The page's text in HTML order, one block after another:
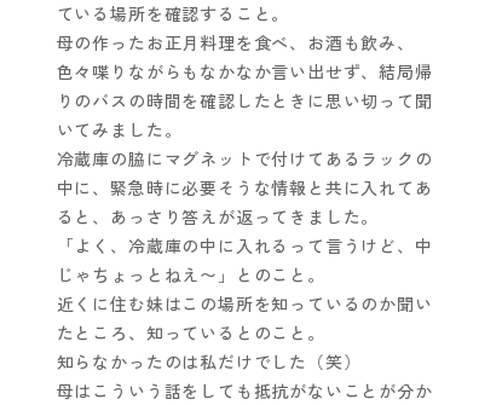
ている場所を確認すること。
母の作ったお正月料理を食べ、お酒も飲み、
色々喋りながらもなかなか言い出せず、結局帰
りのバスの時間を確認したときに思い切って聞
いてみました。
冷蔵庫の脇にマグネットで付けてあるラックの
中に、緊急時に必要そうな情報と共に入れてあ
ると、あっさり答えが返ってきました。
「よく、冷蔵庫の中に入れるって言うけど、中
じゃちょっとねえ〜」とのこと。
近くに住む妹はこの場所を知っているのか聞い
たところ、知っているとのこと。
知らなかったのは私だけでした（笑）
母はこういう話をしても抵抗がないことが分か